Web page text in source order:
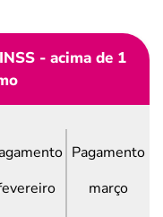
- acima de 1
Pagamento
março